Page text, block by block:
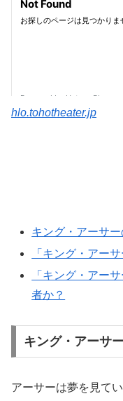
hlo.tohotheater.jp
キング・アーサ
「キング・アー
「キング・アー
者か？
キング・アーサ
アーサーは夢を見て